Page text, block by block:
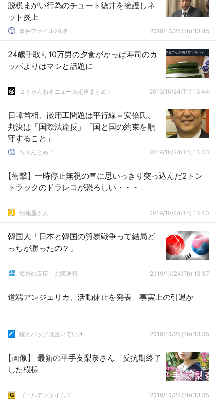
脱税まがい行為のチュート徳井を擁護しネ
ット炎上
事件ファイル24時 2019/10/24(Th) 13:45
24歳手取り10万男の夕食がかっぱ寿司のカ
ッパよりはマシと話題に
２ちゃんねるニュース超速まとめ＋ 2019/10/24(Th) 13:44
日韓首相、徴用工問題は平行線＝安倍氏、
判決は「国際法違反」「国と国の約束を順
守すること」
ちゃんとめ！ 2019/10/24(Th) 13:40
【衝撃】一時停止無視の車に思いっきり突っ込んだ2トン
トラックのドラレコが恐ろしい・・・
情報屋さん。 2019/10/24(Th) 13:40
韓国人「日本と韓国の貿易戦争って結局ど
っちが勝ったの？」
海外の反応 お隣速報 2019/10/24(Th) 13:37
道端アンジェリカ、活動休止を発表 事実上の引退か
銃とバッジは置いていけ 2019/10/24(Th) 13:35
【画像】 最新の平手友梨奈さん 反抗期終了
した模様
ゴールデンタイムズ 2019/10/24(Th) 13:35